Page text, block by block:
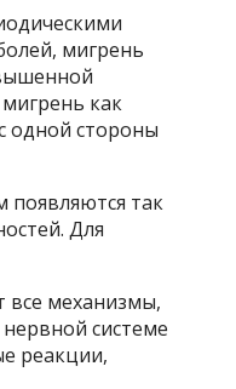
мигрень
как
одной стороны
появляются так
Для
все механизмы,
системе
реакции,